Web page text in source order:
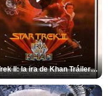
Star Trek II: la ira de Khan Tráiler VO